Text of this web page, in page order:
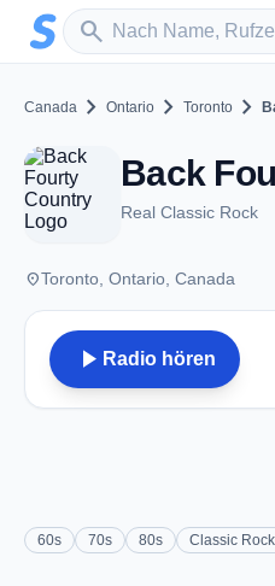
Zum Hauptinhalt springen
search
Sender suchen
Canada chevron_right Ontario chevron_right Toronto chevron_right
Real Classic Rock
placeToronto, Ontario, Canada
play_arrow Radio hören
60s 70s 80s Classic Rock